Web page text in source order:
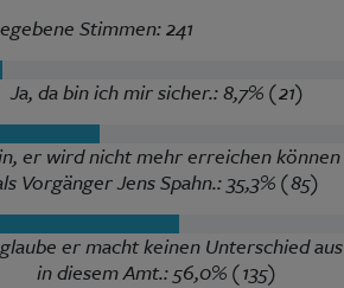
Stimmen: 241
Ja, da bin ich mir sicher.: 8,7% (21)
er wird nicht mehr erreichen können
Vorgänger Jens Spahn.: 35,3% (85)
er macht keinen Unterschied aus
in diesem Amt.: 56,0% (135)